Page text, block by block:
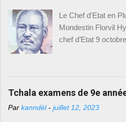
2023-2024. Cette
élèves de mieux se
exigences des
nécessaires pour
modèles
Modèles
modèles d'examens
Le Chef d'Etat en
Mondestin Florvil
chef d’Etat 9
Naissance : 2
Colo -- Président :
militaire -- Décédé
gouvernement
Tchala examens de 9e
Par kanndèl - juillet 12, 2023